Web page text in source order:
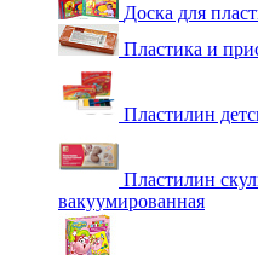
Доска для
Пластика и
Пластилин
Пластилин
вакуумированная